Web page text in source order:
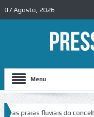
07 Agosto, 2026
Menu
fluviais do concelho